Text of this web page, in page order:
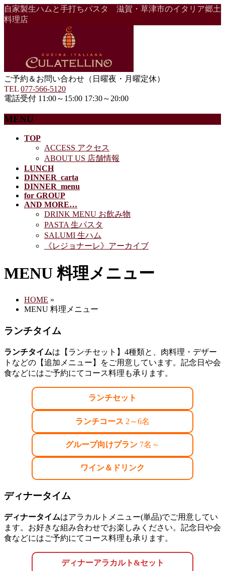
自家製生ハムと手打ちパスタ 滋賀・草津市のイタリア郷土
料理店
ご予約＆お問い合わせ（日曜夜・月曜定休）
TEL 077-566-5120
電話受付 11:00～15:00 17:30～20:00
MENU
TOP
ACCESS アクセス
ABOUT US 店舗情報
LUNCH
DINNER_carta
DINNER_menu
for GROUP
AND MORE…
DRINK MENU お飲み物
PASTA 生パスタ
SALUMI 生ハム
《レジョナーレ》アーカイブ
MENU 料理メニュー
HOME »
MENU 料理メニュー
ランチタイム
ランチタイムは【ランチセット】4種類と、肉料理・デザー
トなどの【追加メニュー】をご用意しています。記念日や会
食などにはご予約にてコース料理も承ります。
ランチセット
ランチコース 2～6名
グループ向けプラン 7名～
ワイン＆ドリンク
ディナータイム
ディナータイムはアラカルトメニュー(単品)でご用意してい
ます。お好きな組み合わせでお楽しみください。記念日や会
食などにはご予約にてコース料理も承ります。
ディナーアラカルト&セット